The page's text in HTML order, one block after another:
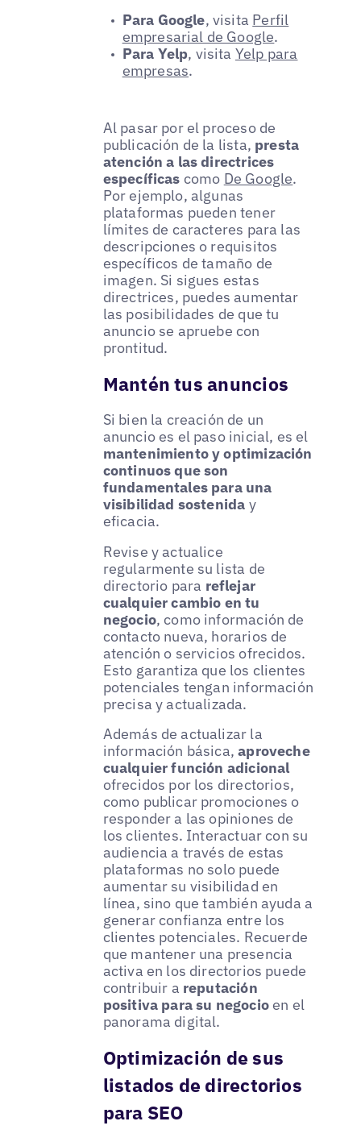
Para Google, visita Perfil
empresarial de Google.
Para Yelp, visita Yelp para
empresas.
Al pasar por el proceso de
publicación de la lista, presta
atención a las directrices
específicas como De Google.
Por ejemplo, algunas
plataformas pueden tener
límites de caracteres para las
descripciones o requisitos
específicos de tamaño de
imagen. Si sigues estas
directrices, puedes aumentar
las posibilidades de que tu
anuncio se apruebe con
prontitud.
Mantén tus anuncios
Si bien la creación de un
anuncio es el paso inicial, es el
mantenimiento y optimización
continuos que son
fundamentales para una
visibilidad sostenida y
eficacia.
Revise y actualice
regularmente su lista de
directorio para reflejar
cualquier cambio en tu
negocio, como información de
contacto nueva, horarios de
atención o servicios ofrecidos.
Esto garantiza que los clientes
potenciales tengan información
precisa y actualizada.
Además de actualizar la
información básica,aproveche
cualquier función adicional
ofrecidos por los directorios,
como publicar promociones o
responder a las opiniones de
los clientes. Interactuar con su
audiencia a través de estas
plataformas no solo puede
aumentar su visibilidad en
línea, sino que también ayuda a
generar confianza entre los
clientes potenciales. Recuerde
que mantener una presencia
activa en los directorios puede
contribuir a reputación
positiva para su negocioen el
panorama digital.
Optimización de sus
listados de directorios
para SEO